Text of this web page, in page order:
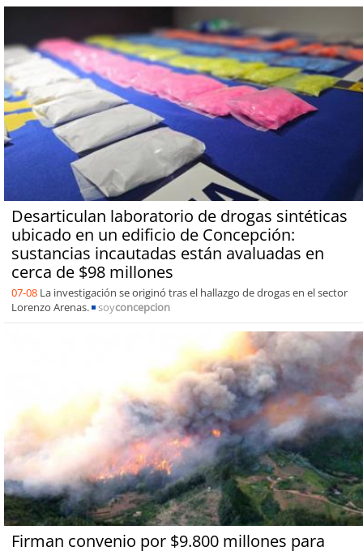
Desarticulan laboratorio de drogas sintéticas
ubicado en un edificio de Concepción:
sustancias incautadas están avaluadas en
cerca de $98 millones
07-08 La investigación se originó tras el hallazgo de drogas en el sector
Lorenzo Arenas.
soyconcepcion
Firman convenio por $9.800 millones para